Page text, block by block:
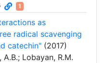
1
as
radical scavenging
catechin" (2017)
Lobayan, R.M.